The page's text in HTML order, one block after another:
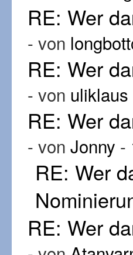
RE: Wer
- von
RE: Wer
- von uliklaus
RE: Wer
- von Jonny -
RE: Wer
RE: Wer